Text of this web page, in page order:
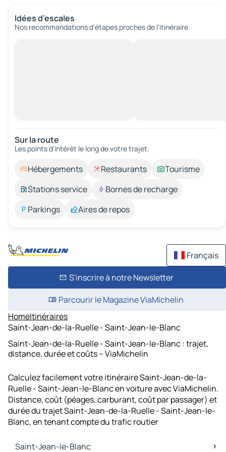
Idées d’escales
Nos recommandations d'étapes proches de l’itinéraire.
Sur la route
Les points d’intérêt le long de votre trajet.
Hébergements Restaurants
Tourisme
Stations service
Bornes de recharge
Parkings
Aires de repos
Français
S'inscrire à notre Newsletter
Parcourir le Magazine ViaMichelin
HomeItinéraires
Saint-Jean-de-la-Ruelle - Saint-Jean-le-Blanc
Saint-Jean-de-la-Ruelle - Saint-Jean-le-Blanc : trajet,
distance, durée et coûts – ViaMichelin
Calculez facilement votre itinéraire Saint-Jean-de-la-
Ruelle - Saint-Jean-le-Blanc en voiture avec ViaMichelin.
Distance, coût (péages, carburant, coût par passager) et
durée du trajet Saint-Jean-de-la-Ruelle - Saint-Jean-le-
Blanc, en tenant compte du trafic routier
Saint-Jean-le-Blanc